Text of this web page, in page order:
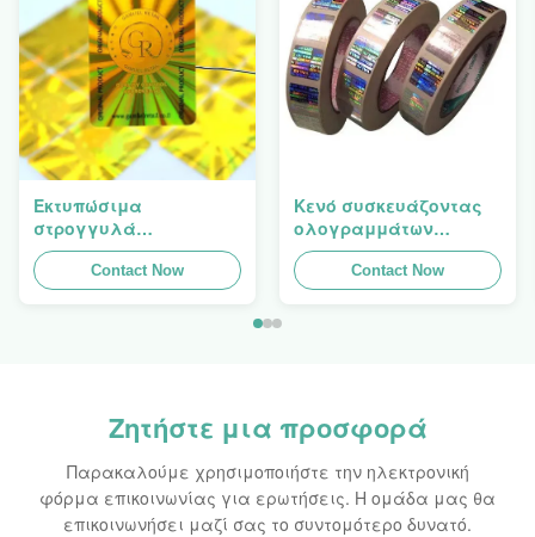
Εκτυπώσιμα
στρογγυλά
συσκευάζοντας
ολογραφικά
αυτοκόλλητα φύλλα
Contact Now
Κενό συσκευάζοντας
ολογραμμάτων
ασφάλειας ετικετών
λέιζερ λογότυπων
αυτοκόλλητων
Contact Now
Ζητήστε μια προσφορά
Παρακαλούμε χρησιμοποιήστε την ηλεκτρονική
φόρμα επικοινωνίας για ερωτήσεις. Η ομάδα μας θα
επικοινωνήσει μαζί σας το συντομότερο δυνατό.